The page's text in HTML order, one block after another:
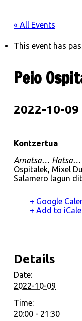
« All Events
This event has
Peio
2022-10-09
Kontzertua
Arnatsa… Hatsa…
Ospitalek, Mixel
Salamero lagun
+ Google
+ Add to
Details
Date:
2022-10-09
Time:
20:00 - 21:30